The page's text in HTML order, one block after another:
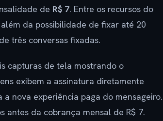
de R$ 7. Entre os recursos do
da possibilidade de fixar até 20
três conversas fixadas.
capturas de tela mostrando o
exibem a assinatura diretamente
nova experiência paga do mensageiro.
antes da cobrança mensal de R$ 7.